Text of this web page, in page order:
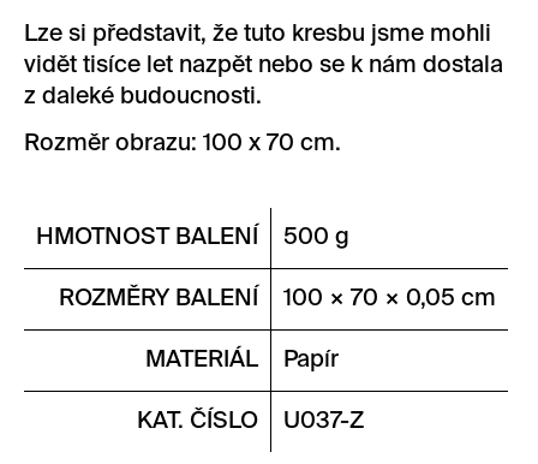
Lze si představit, že tuto kresbu jsme mohli
vidět tisíce let nazpět nebo se k nám dostala
z daleké budoucnosti.
Rozměr obrazu: 100 x 70 cm.
HMOTNOST BALENÍ 500 g
ROZMĚRY BALENÍ 100 × 70 × 0,05 cm
MATERIÁL Papír
KAT. ČÍSLO U037-Z